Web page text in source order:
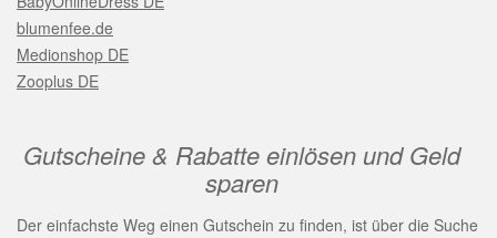
blumenfee.de
Medionshop DE
Zooplus DE
Gutscheine & Rabatte einlösen und Geld
sparen
Der einfachste Weg einen Gutschein zu finden, ist über die Suche